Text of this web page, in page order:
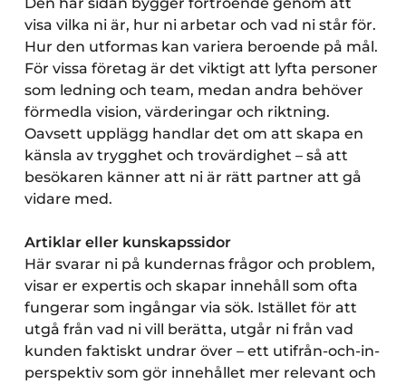
visa vilka ni är, hur ni arbetar och vad ni står för.
Hur den utformas kan variera beroende på mål.
För vissa företag är det viktigt att lyfta personer
som ledning och team, medan andra behöver
förmedla vision, värderingar och riktning.
Oavsett upplägg handlar det om att skapa en
känsla av trygghet och trovärdighet – så att
besökaren känner att ni är rätt partner att gå
vidare med.
Artiklar eller kunskapssidor
Här svarar ni på kundernas frågor och problem,
visar er expertis och skapar innehåll som ofta
fungerar som ingångar via sök. Istället för att
utgå från vad ni vill berätta, utgår ni från vad
kunden faktiskt undrar över – ett utifrån-och-in-
perspektiv som gör innehållet mer relevant och